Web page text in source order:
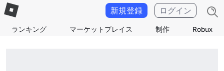
ランキング マーケットプレイス 制作 Robux
新規登録 ログイン